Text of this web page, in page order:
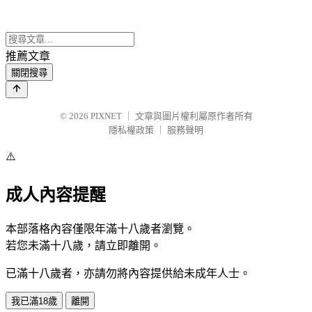
推薦文章
關閉搜尋
© 2026 PIXNET
文章與圖片權利屬原作者所有
隱私權政策
服務聲明
⚠️
成人內容提醒
本部落格內容僅限年滿十八歲者瀏覽。
若您未滿十八歲，請立即離開。
已滿十八歲者，亦請勿將內容提供給未成年人士。
我已滿18歲 離開